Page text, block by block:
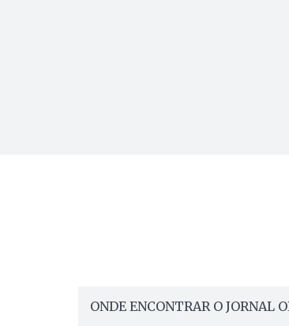
ONDE ENCONTRAR O JORNAL